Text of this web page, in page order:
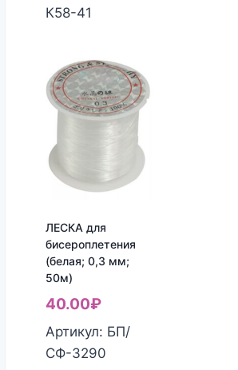
К58-41
ЛЕСКА для
бисероплетения
(белая; 0,3 мм;
50м)
40.00₽
Артикул: БП/
СФ-3290